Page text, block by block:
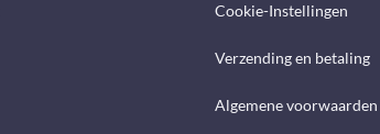
Cookie-Instellingen
Verzending en betaling
Algemene voorwaarden